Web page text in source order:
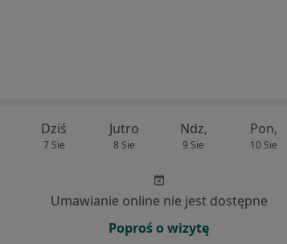
Dziś
7 Sie
Jutro
8 Sie
Ndz,
9 Sie
Pon,
10 Sie
Umawianie online nie jest dostępne
Poproś o wizytę